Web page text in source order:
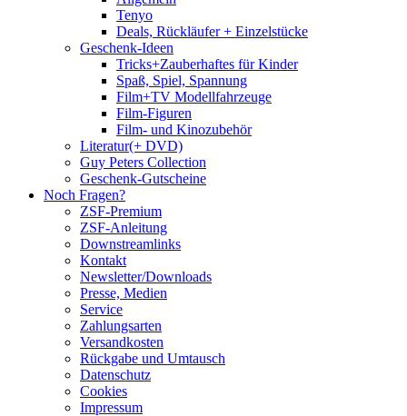
Tenyo
Deals, Rückläufer + Einzelstücke
Geschenk-Ideen
Tricks+Zauberhaftes für Kinder
Spaß, Spiel, Spannung
Film+TV Modellfahrzeuge
Film-Figuren
Film- und Kinozubehör
Literatur(+ DVD)
Guy Peters Collection
Geschenk-Gutscheine
Noch Fragen?
ZSF-Premium
ZSF-Anleitung
Downstreamlinks
Kontakt
Newsletter/Downloads
Presse, Medien
Service
Zahlungsarten
Versandkosten
Rückgabe und Umtausch
Datenschutz
Cookies
Impressum